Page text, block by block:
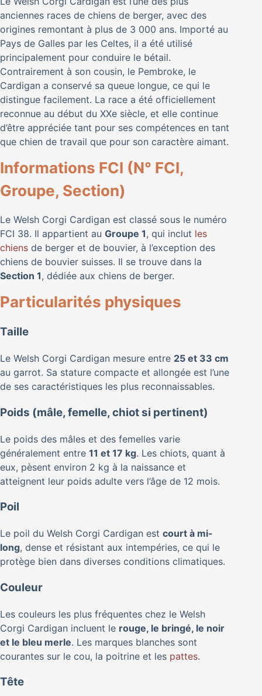
anciennes races de chiens de berger, avec des
origines remontant à plus de 3 000 ans. Importé au
Pays de Galles par les Celtes, il a été utilisé
principalement pour conduire le bétail.
Contrairement à son cousin, le Pembroke, le
Cardigan a conservé sa queue longue, ce qui le
distingue facilement. La race a été officiellement
reconnue au début du XXe siècle, et elle continue
d’être appréciée tant pour ses compétences en tant
que chien de travail que pour son caractère aimant.
Informations FCI (N° FCI,
Groupe, Section)
Le Welsh Corgi Cardigan est classé sous le numéro
FCI 38. Il appartient au Groupe 1, qui inclut les
chiens de berger et de bouvier, à l’exception des
chiens de bouvier suisses. Il se trouve dans la
Section 1, dédiée aux chiens de berger.
Particularités physiques
Taille
Le Welsh Corgi Cardigan mesure entre 25 et 33 cm
au garrot. Sa stature compacte et allongée est l’une
de ses caractéristiques les plus reconnaissables.
Poids (mâle, femelle, chiot si pertinent)
Le poids des mâles et des femelles varie
généralement entre 11 et 17 kg. Les chiots, quant à
eux, pèsent environ 2 kg à la naissance et
atteignent leur poids adulte vers l’âge de 12 mois.
Poil
Le poil du Welsh Corgi Cardigan est court à mi-
long, dense et résistant aux intempéries, ce qui le
protège bien dans diverses conditions climatiques.
Couleur
Les couleurs les plus fréquentes chez le Welsh
Corgi Cardigan incluent le rouge, le bringé, le noir
et le bleu merle. Les marques blanches sont
courantes sur le cou, la poitrine et les pattes.
Tête